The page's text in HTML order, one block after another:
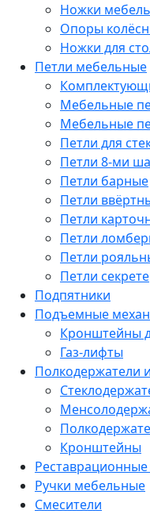
Ножки
Опоры
Ножки для
Петли мебельные
Мебельные
Мебельные
Петли для
Петли 8-ми
Петли барные
Петли
Петли
Петли
Петли
Петли
Подпятники
Подъемные
Кронштейны
Газ-лифты
Полкодержатели
Кронштейны
Ручки мебельные
Смесители